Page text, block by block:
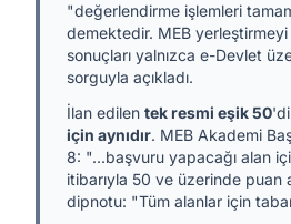
"değerlendirme işlemleri
demektedir. MEB yerleştirmeyi
sonuçları yalnızca e-Devlet
sorguyla açıkladı.
İlan edilen tek resmi eşik 50
için aynıdır. MEB Akademi
8: "...başvuru yapacağı alan
itibarıyla 50 ve üzerinde puan
dipnotu: "Tüm alanlar için